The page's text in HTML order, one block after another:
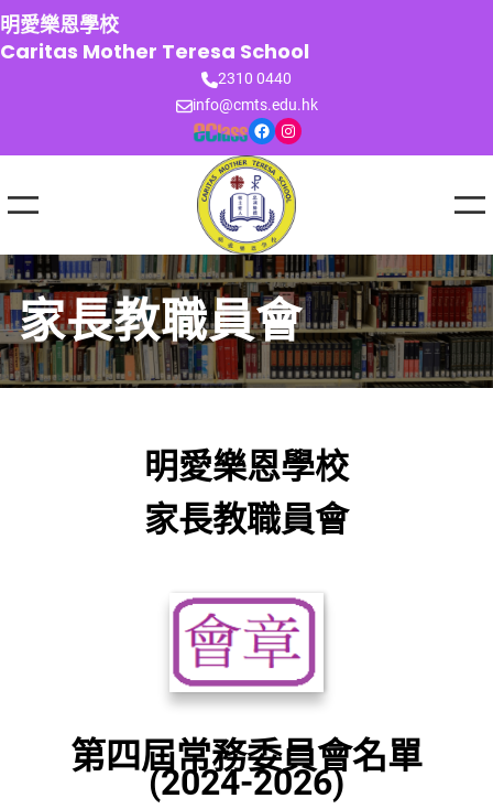
跳
至
主
明愛樂恩學校
Caritas Mother Teresa School
2310 0440
info@cmts.edu.hk
Facebook Instagram
家長教職員會
明愛樂恩學校
家長教職員會
第四屆常務委員會名單
(2024-2026)